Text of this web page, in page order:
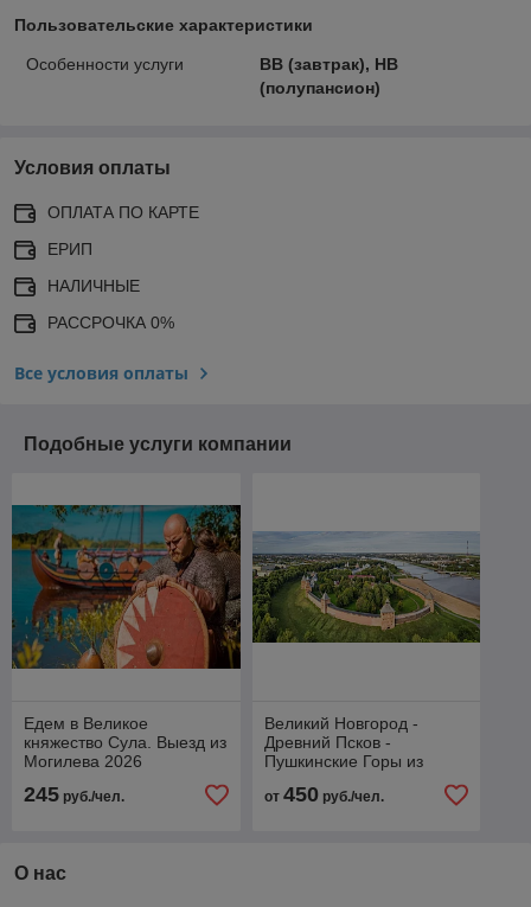
Пользовательские характеристики
Особенности услуги
BB (завтрак), HB
(полупансион)
Условия оплаты
ОПЛАТА ПО КАРТЕ
ЕРИП
НАЛИЧНЫЕ
РАССРОЧКА 0%
Все условия оплаты
Подобные услуги компании
Едем в Великое
княжество Сула. Выезд из
Могилева 2026
245 руб./чел.
Великий Новгород -
Древний Псков -
Пушкинские Горы из
от 450руб./чел.
О нас